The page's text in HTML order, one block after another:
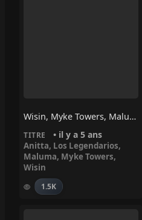
Wisin, Myke Towers, Maluma, Anitta, Los Legendarios – Mi Niña (Remix)
TITRE • il y a 5 ans
Anitta, Los Legendarios,
Maluma, Myke Towers,
Wisin
1.5K